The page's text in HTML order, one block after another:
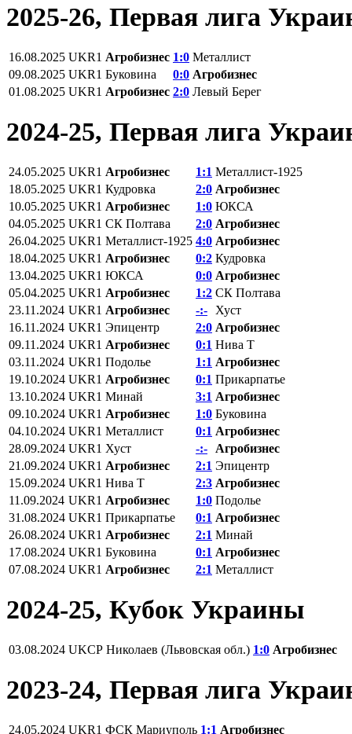
2025-26, Первая лига
16.08.2025 UKR1 Агробизнес 1:0 Металлист
09.08.2025 UKR1 Буковина 0:0 Агробизнес
01.08.2025 UKR1 Агробизнес 2:0 Левый Берег
2024-25, Первая лига
24.05.2025 UKR1 Агробизнес 1:1 Металлист-1925
18.05.2025 UKR1 Кудровка 2:0 Агробизнес
10.05.2025 UKR1 Агробизнес 1:0 ЮКСА
04.05.2025 UKR1 СК Полтава 2:0 Агробизнес
26.04.2025 UKR1 Металлист-1925 4:0 Агробизнес
18.04.2025 UKR1 Агробизнес 0:2 Кудровка
13.04.2025 UKR1 ЮКСА 0:0 Агробизнес
05.04.2025 UKR1 Агробизнес 1:2 СК Полтава
23.11.2024 UKR1 Агробизнес -:-
Хуст
16.11.2024 UKR1 Эпицентр 2:0 Агробизнес
09.11.2024 UKR1 Агробизнес 0:1 Нива Т
03.11.2024 UKR1 Подолье 1:1 Агробизнес
19.10.2024 UKR1 Агробизнес 0:1 Прикарпатье
13.10.2024 UKR1 Минай 3:1 Агробизнес
09.10.2024 UKR1 Агробизнес 1:0 Буковина
04.10.2024 UKR1 Металлист 0:1 Агробизнес
28.09.2024 UKR1 Хуст -:-
Агробизнес
21.09.2024 UKR1 Агробизнес 2:1 Эпицентр
15.09.2024 UKR1 Нива Т 2:3 Агробизнес
11.09.2024 UKR1 Агробизнес 1:0 Подолье
31.08.2024 UKR1 Прикарпатье 0:1 Агробизнес
26.08.2024 UKR1 Агробизнес 2:1 Минай
17.08.2024 UKR1 Буковина 0:1 Агробизнес
07.08.2024 UKR1 Агробизнес 2:1 Металлист
2024-25, Кубок Украины
03.08.2024 UKCP Николаев (Львовская обл.) 1:0 Агробизнес
2023-24, Первая лига
24.05.2024 UKR1 ФСК Мариуполь 1:1 Агробизнес